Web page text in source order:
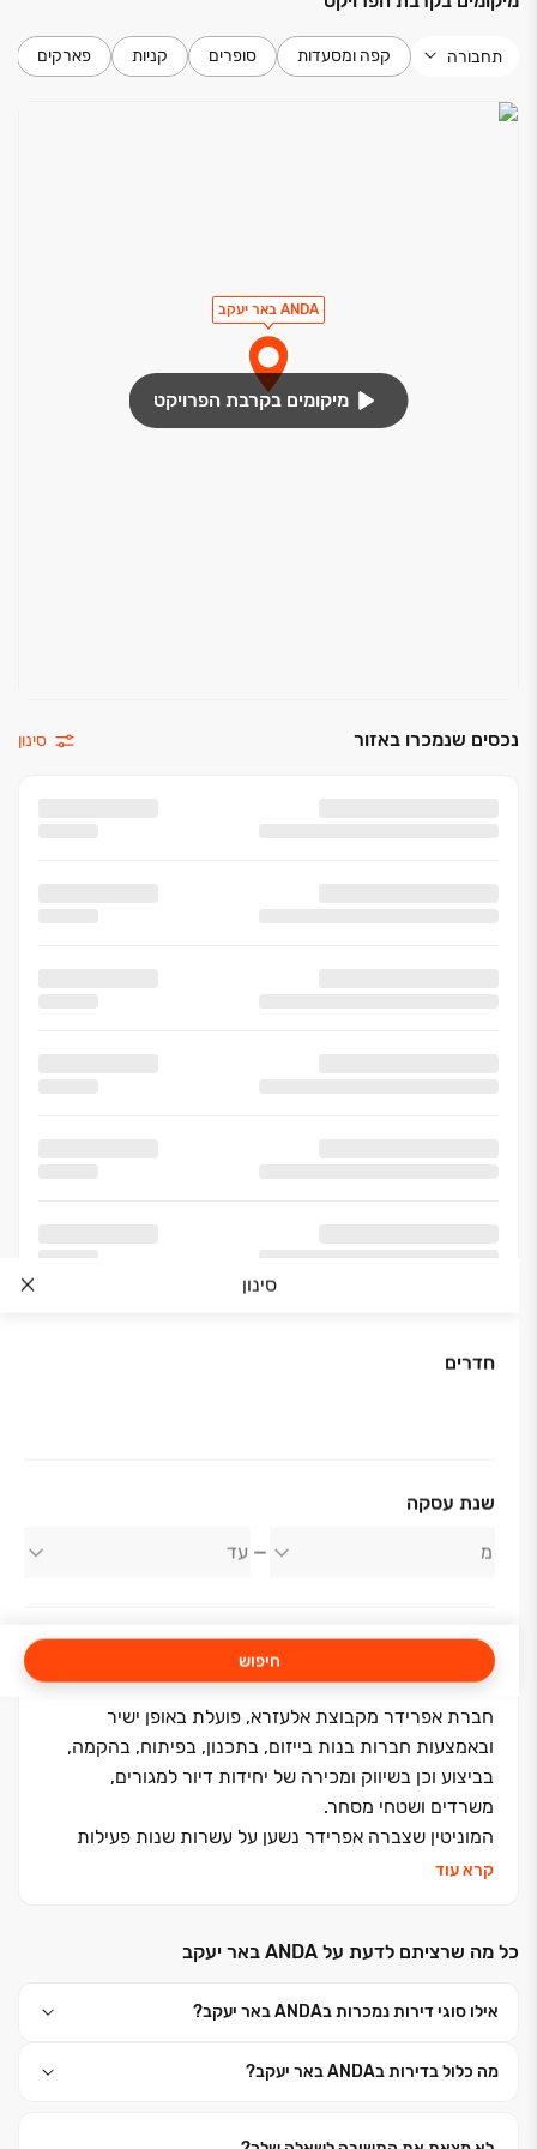
תחבורה קפה ומסעדות סופרים קניות פארקים
ANDA באר יעקב
מיקומים בקרבת הפרויקט
נכסים שנמכרו באזור סינון
סינון
חדרים
שנת עסקה
חיפוש
אודות החברה
אפרידר
חברת אפרידר מקבוצת אלעזרא, פועלת באופן ישיר
ובאמצעות חברות בנות בייזום, בתכנון, בפיתוח, בהקמה,
בביצוע וכן בשיווק ומכירה של יחידות דיור למגורים,
משרדים ושטחי מסחר.
המוניטין שצברה אפרידר נשען על עשרות שנות פעילות
מוצלחות, ומסירה של אלפי יח"ד ושטחי משרדים ומסחר.
פיננסית ומשיתוף פעולה הדוק וקונסטרוקטיבי עם המערכת
מאפשרים לגייס את ההון הנדרש כדי להתפתח ולהוביל את
חברת אפרידר מתמקדת בפעילות נדל"ן למגורים בפריסה
מתחדשים בעלי פוטנציאל צמיחה ותשתית עירונית קיימת.
קרא עוד
כל מה שרציתם לדעת על ANDA באר יעקב
אילו סוגי דירות נמכרות בANDA באר יעקב?
מה כלול בדירות בANDA באר יעקב?